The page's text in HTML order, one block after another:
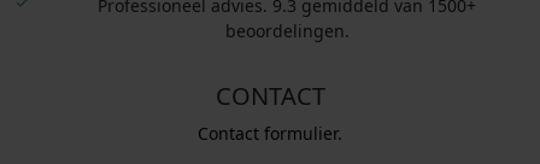
Professioneel advies. 9.3 gemiddeld van 1500+
beoordelingen.
CONTACT
Contact formulier.